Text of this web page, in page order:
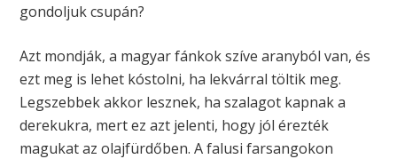
gondoljuk csupán?
Azt mondják, a magyar fánkok szíve aranyból van, és
ezt meg is lehet kóstolni, ha lekvárral töltik meg.
Legszebbek akkor lesznek, ha szalagot kapnak a
derekukra, mert ez azt jelenti, hogy jól érezték
magukat az olajfürdőben. A falusi farsangokon